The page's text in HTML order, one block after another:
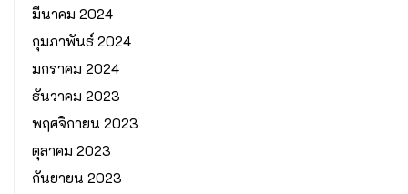
มีนาคม 2024
กุมภาพันธ์ 2024
มกราคม 2024
ธันวาคม 2023
พฤศจิกายน 2023
ตุลาคม 2023
กันยายน 2023